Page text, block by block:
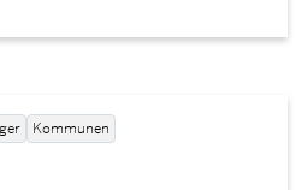
Kommunen